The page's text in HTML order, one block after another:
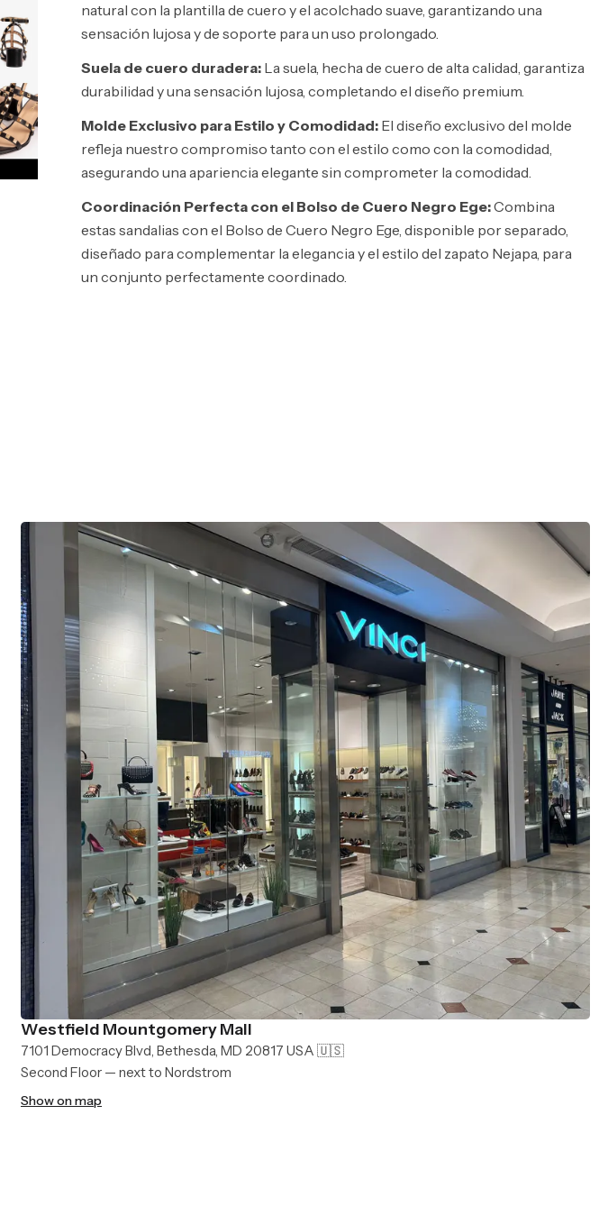
natural con la plantilla de cuero y el acolchado suave, garantizando una
sensación lujosa y de soporte para un uso prolongado.
Suela de cuero duradera:La suela, hecha de cuero de alta calidad, garantiza
durabilidad y una sensación lujosa, completando el diseño premium.
Molde Exclusivo para Estilo y Comodidad:El diseño exclusivo del molde
refleja nuestro compromiso tanto con el estilo como con la comodidad,
asegurando una apariencia elegante sin comprometer la comodidad.
Coordinación Perfecta con el Bolso de Cuero Negro Ege:Combina
estas sandalias con el Bolso de Cuero Negro Ege, disponible por separado,
diseñado para complementar la elegancia y el estilo del zapato Nejapa, para
un conjunto perfectamente coordinado.
Westfield Mountgomery Mall
7101 Democracy Blvd, Bethesda, MD 20817 USA 🇺🇸
Second Floor — next to Nordstrom
Show on map